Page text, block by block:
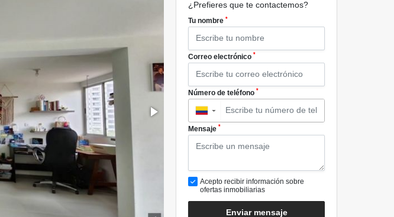
¿Prefieres que te contactemos?
Tu nombre *
Correo electrónico *
Número de teléfono *
▼
Mensaje *
Acepto recibir información sobre
ofertas inmobiliarias
Enviar mensaje